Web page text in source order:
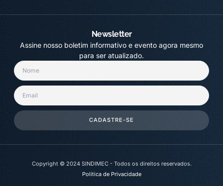
Newsletter
Assine nosso boletim informativo e evento agora mesmo
para ser atualizado.
CADASTRE-SE
Copyright © 2024 SINDIMEC - Todos os direitos reservados.
Política de Privacidade